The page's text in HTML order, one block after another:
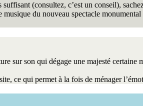
(consultez, c’est un conseil),
du nouveau spectacle
sur son qui dégage une majesté
ce qui permet à la fois de ménager